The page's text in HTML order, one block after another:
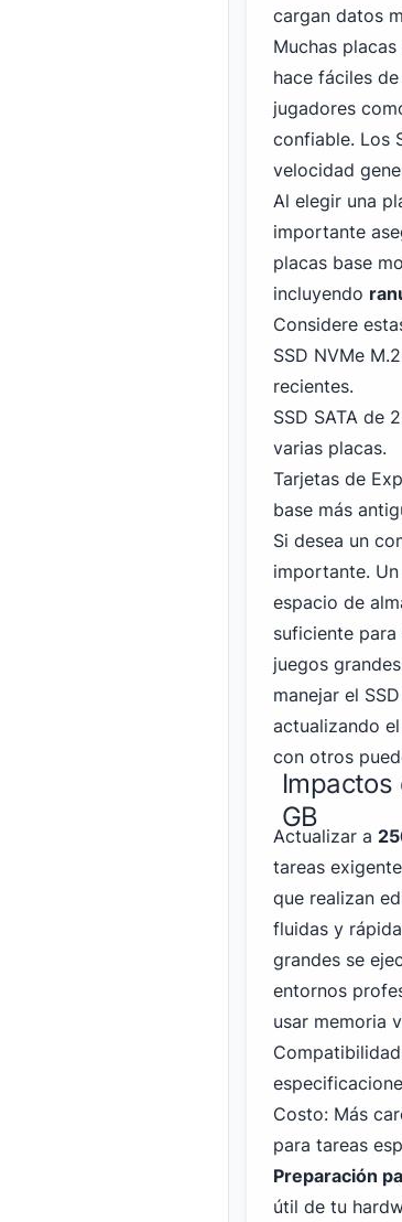
cargan datos
Muchas
hace fáciles
jugadores
confiable. Los
velocidad
Al elegir una
importante
placas base
incluyendo
Considere
SSD NVMe
recientes.
SSD SATA de
varias placas.
Tarjetas de
base más
Si desea un
importante.
espacio de
suficiente
juegos
manejar el
actualizando
con otros
Impactos
GB
Actualizar a
tareas
que realizan
fluidas y
grandes se
entornos
usar memoria
Costo: Más
para tareas
Preparación
útil de tu